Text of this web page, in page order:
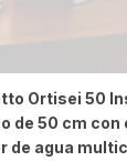
Ortisei 50
de 50 cm con
de agua